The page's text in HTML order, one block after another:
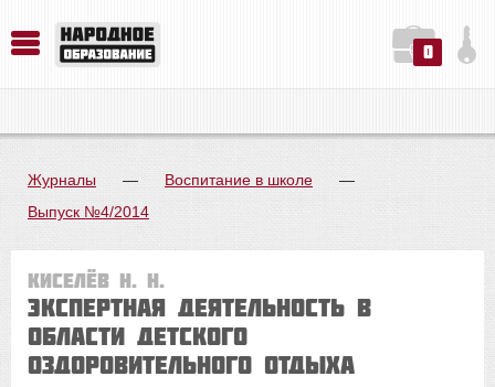
0
Журналы — Воспитание в школе
—
Выпуск №4/2014
Киселёв Н. Н.
Экспертная деятельность в
области детского
оздоровительного отдыха